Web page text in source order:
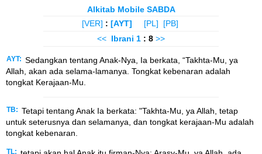
Alkitab Mobile SABDA
[VER] : [AYT] [PL]
[PB]
<< Ibrani 1 : 8 >>
AYT: Sedangkan tentang Anak-Nya, Ia berkata, “Takhta-Mu, ya
Allah, akan ada selama-lamanya. Tongkat kebenaran adalah
tongkat Kerajaan-Mu.
TB: Tetapi tentang Anak Ia berkata: "Takhta-Mu, ya Allah, tetap
untuk seterusnya dan selamanya, dan tongkat kerajaan-Mu adalah
tongkat kebenaran.
TL: